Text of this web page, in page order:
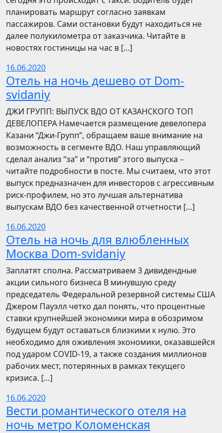
планировать маршрут согласно заявкам
пассажиров. Сами остановки будут находиться не
далее полукилометра от заказчика. Читайте в
новостях гостиницы на час в […]
16.06.2020
Отель на ночь дешево от Dom-
svidaniy
​​ДЖИ ГРУПП: ВЫПУСК ВДО ОТ КАЗАНСКОГО ТОП
ДЕВЕЛОПЕРА Намечается размещение девелопера
Казани “Джи-Групп”, обращаем ваше внимание на
возможность в сегменте ВДО. Наш управляющий
сделал анализ “за” и “против” этого выпуска –
читайте подробности в посте. Мы считаем, что этот
выпуск предназначен для инвесторов с агрессивным
риск-профилем, но это лучшая альтернатива
выпускам ВДО без качественной отчетности […]
16.06.2020
Отель на ночь для влюбленных
Москва Dom-svidaniy
Заплатят сполна. Рассматриваем 3 дивидендные
акции сильного бизнеса В минувшую среду
председатель Федеральной резервной системы США
Джером Пауэлл четко дал понять, что процентные
ставки крупнейшей экономики мира в обозримом
будущем будут оставаться близкими к нулю. Это
необходимо для оживления экономики, оказавшейся
под ударом COVID-19, а также создания миллионов
рабочих мест, потерянных в рамках текущего
кризиса. […]
16.06.2020
Вести романтического отеля на
ночь метро Коломенская